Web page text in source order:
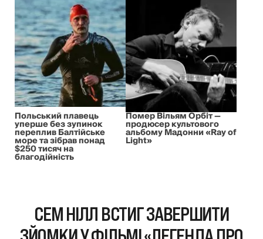
Польський плавець
уперше без зупинок
переплив Балтійське
море та зібрав понад
$250 тисяч на
благодійність
Помер Вільям Орбіт —
продюсер культового
альбому Мадонни «Ray of
Light»
СЕМ НІЛЛ ВСТИГ ЗАВЕРШИТИ